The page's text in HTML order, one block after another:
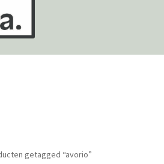
getagged “avorio”